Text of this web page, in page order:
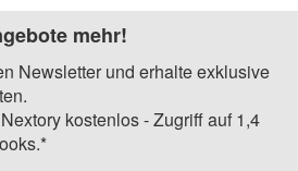
mehr!
Newsletter und erhalte exklusive
kostenlos - Zugriff auf 1,4